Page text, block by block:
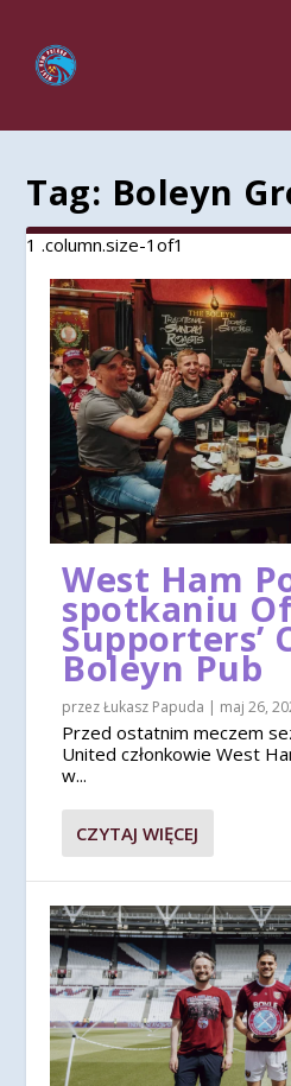
Tag: Boleyn
West Ham
spotkaniu
Supporters’
Boleyn Pub
przezŁukasz Papuda | maj 26,
Przed ostatnim meczem
United członkowie West
w...
CZYTAJ WIĘCEJ